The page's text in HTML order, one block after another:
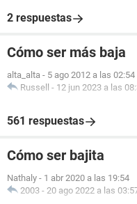
2 respuestas
Cómo ser más baja
alta_alta - 5 ago 2012 a las 02:54
Russell - 12 jun 2023 a las
561 respuestas
Cómo ser bajita
Nathaly - 1 abr 2020 a las 19:54
2003 - 20 ago 2022 a las